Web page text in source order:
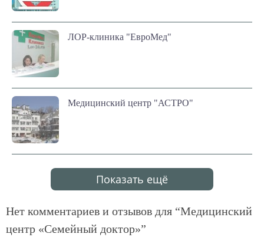
ЛОР-клиника "ЕвроМед"
Медицинский центр "АСТРО"
Показать ещё
Нет комментариев и отзывов для “Медицинский
центр «Семейный доктор»”